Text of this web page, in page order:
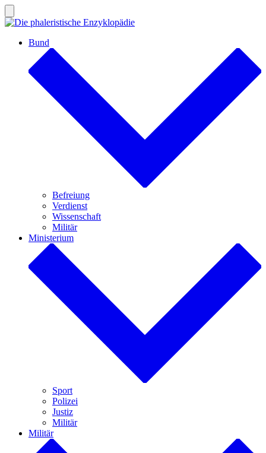
Zum
Inhalt
springen
Suche
ein-/ausblenden
Bund
Befreiung
Verdienst
Wissenschaft
Militär
Ministerium
Sport
Polizei
Justiz
Militär
Militär